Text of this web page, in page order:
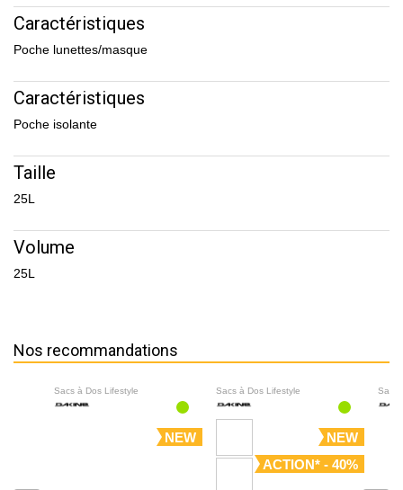
Caractéristiques
Poche lunettes/masque
Caractéristiques
Poche isolante
Taille
25L
Volume
25L
Nos recommandations
Sacs à Dos Lifestyle
NEW
Sacs à Dos Lifestyle
NEW
ACTION* - 40%
Sacs